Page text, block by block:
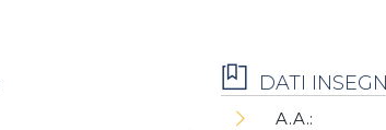
DATI
A.A.: